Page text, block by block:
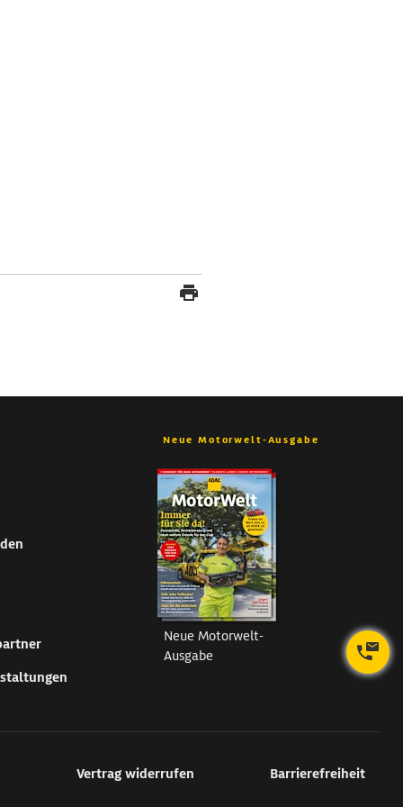
Neue Motorwelt-Ausgabe
Neue Motorwelt-
Ausgabe
Vertrag widerrufen Barrierefreiheit